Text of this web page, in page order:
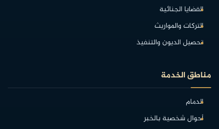
القضايا الجنائية
التركات والمواريث
تحصيل الديون والتنفيذ
مناطق الخدمة
الدمام
أحوال شخصية بالخبر